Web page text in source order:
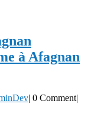
à Afagnan
| 0 Comment|